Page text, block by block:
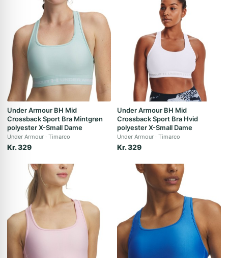
Under Armour BH Mid
Crossback Sport Bra Mintgrøn
polyester X-Small Dame
Under Armour Timarco
Kr. 329
Under Armour BH Mid
Crossback Sport Bra Hvid
polyester X-Small Dame
Under Armour Timarco
Kr. 329